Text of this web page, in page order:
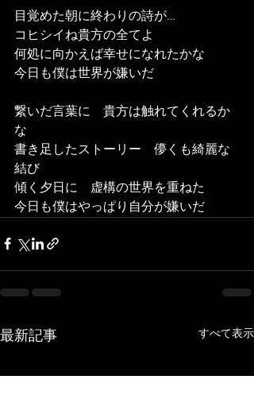
目覚めた朝に終わりの詩が…
コヒシイね貴方の全てよ
何処に向かえば幸せになれたかな
今日も僕は世界が嫌いだ
繋いだ言葉に　貴方は触れてくれるか
な
書き足したストーリー　儚くも綺麗な
結び
傾く夕日に　虚構の世界を重ねた
今日も僕はやっぱり自分が嫌いだ
最新記事 すべて表示